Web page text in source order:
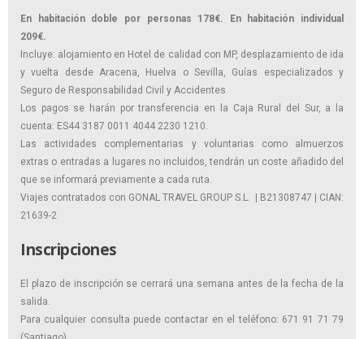
En habitación doble por personas 178€. En habitación individual
209€.
Incluye: alojamiento en Hotel de calidad con MP, desplazamiento de ida
y vuelta desde Aracena, Huelva o Sevilla, Guías especializados y
Seguro de Responsabilidad Civil y Accidentes
Los pagos se harán por transferencia en la Caja Rural del Sur, a la
cuenta: ES44 3187 0011 4044 2230 1210.
Las actividades complementarias y voluntarias como almuerzos
extras o entradas a lugares no incluidos, tendrán un coste añadido del
que se informará previamente a cada ruta.
Viajes contratados con GONAL TRAVEL GROUP S.L. | B21308747 | CIAN:
21639-2
Inscripciones
El plazo de inscripción se cerrará una semana antes de la fecha de la
salida.
Para cualquier consulta puede contactar en el teléfono: 671 91 71 79